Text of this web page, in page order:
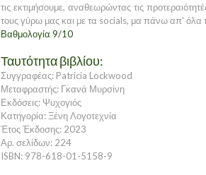
τις εκτιμήσουμε, αναθεωρώντας τις
τους γύρω μας και με τα socials, μα πάνω απ' όλα
Βαθμολογία 9/10
Ταυτότητα βιβλίου:
Συγγραφέας: Patricia Lockwood
Μεταφραστής: Γκανά Μυρσίνη
Εκδόσεις: Ψυχογιός
Κατηγορία: Ξένη Λογοτεχνία
Έτος Έκδοσης: 2023
Αρ. σελίδων: 224
ISBN: 978-618-01-5158-9